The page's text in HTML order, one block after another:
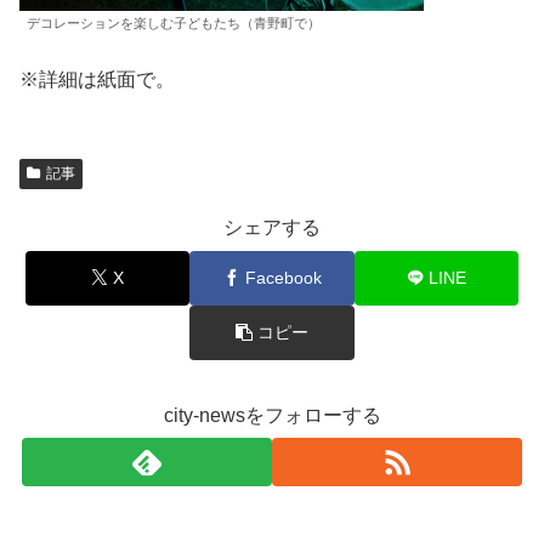
デコレーションを楽しむ子どもたち（青野町で）
※詳細は紙面で。
記事
シェアする
X Facebook LINE
コピー
city-newsをフォローする